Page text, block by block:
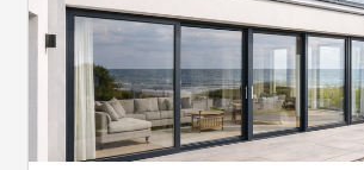
wymiana stolarki […]